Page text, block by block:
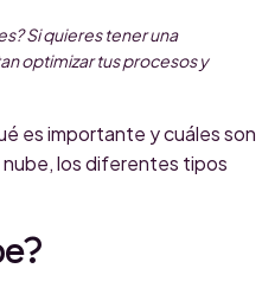
Si quieres tener una
optimizar tus procesos y
es importante y cuáles son
nube, los diferentes tipos